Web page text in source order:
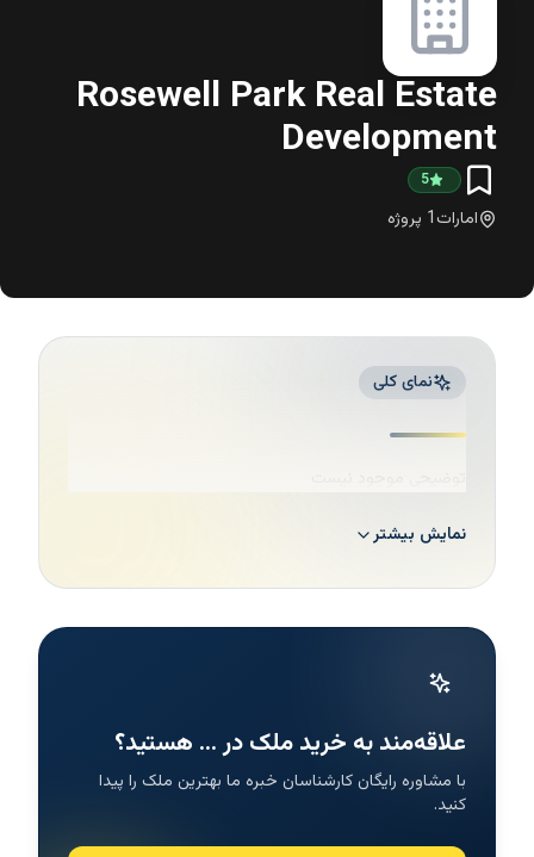
Rosewell Park Real Estate
Development
5
امارات1 پروژه
نمای کلی
نمایش بیشتر
علاقه‌مند به خرید ملک در ... هستید؟
با مشاوره رایگان کارشناسان خبره ما بهترین ملک را پیدا
کنید.